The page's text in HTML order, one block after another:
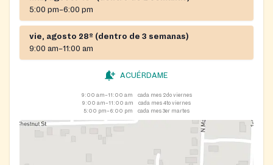
5:00 pm–6:00 pm
vie, agosto 28º (dentro de 3 semanas)
9:00 am–11:00 am
ACUÉRDAME
9:00 am–11:00 am
cada mes 2do viernes
9:00 am–11:00 am
cada mes 4to viernes
5:00 pm–6:00 pm
cada mes 3er martes